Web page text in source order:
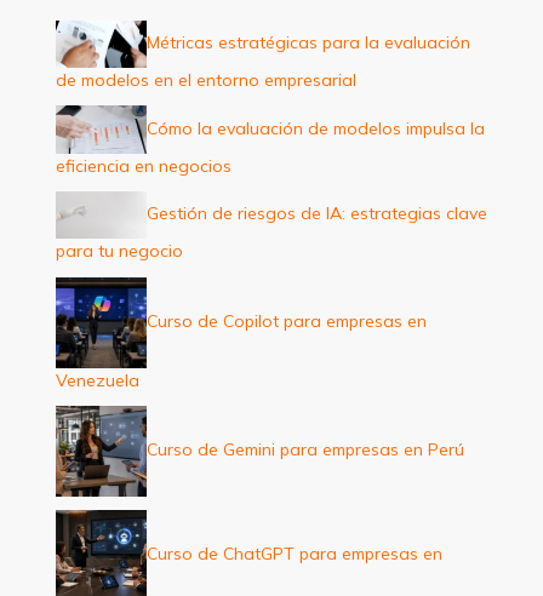
p
o
r
:
Métricas estratégicas para la evaluación
de modelos en el entorno empresarial
Cómo la evaluación de modelos impulsa la
eficiencia en negocios
Gestión de riesgos de IA: estrategias clave
para tu negocio
Curso de Copilot para empresas en
Venezuela
Curso de Gemini para empresas en Perú
Curso de ChatGPT para empresas en